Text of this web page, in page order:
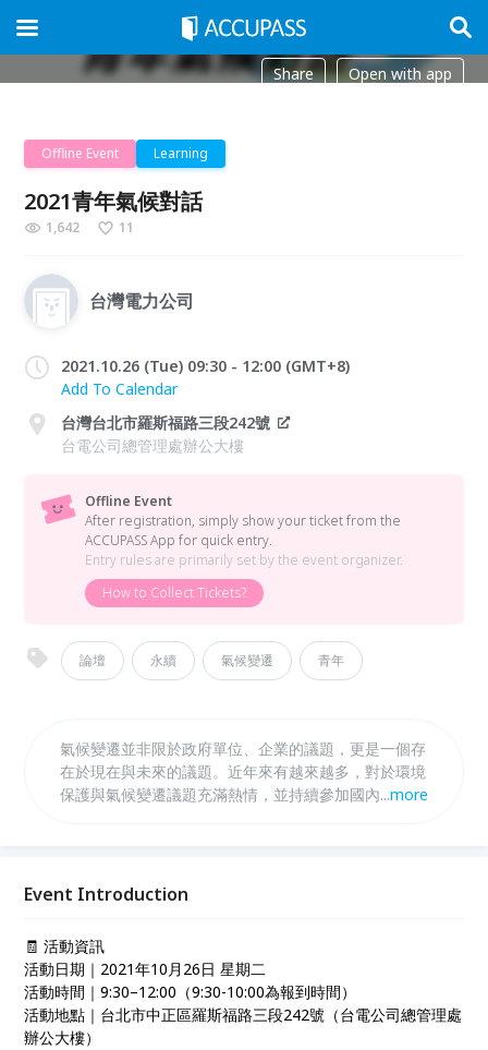
Share Open with app
Offline Event Learning
2021青年氣候對話
1,642 11
台灣電力公司
2021.10.26 (Tue) 09:30 - 12:00 (GMT+8)
Add To Calendar
台灣台北市羅斯福路三段242號
台電公司總管理處辦公大樓
Offline Event
After registration, simply show your ticket from the
ACCUPASS App for quick entry.
Entry rules are primarily set by the event organizer.
How to Collect Tickets?
論壇 永續 氣候變遷 青年
氣候變遷並非限於政府單位、企業的議題，更是一個存
在於現在與未來的議題。近年來有越來越多，對於環境
保護與氣候變遷議題充滿熱情，並持續參加國內外倡議
解與投入，也拉近台電公司與青年學子的距離。
...more
Event Introduction
🧾 活動資訊
活動日期｜2021年10月26日 星期二
活動時間｜9:30–12:00（9:30-10:00為報到時間）
活動地點｜台北市中正區羅斯福路三段242號（台電公司總管理處
辦公大樓）